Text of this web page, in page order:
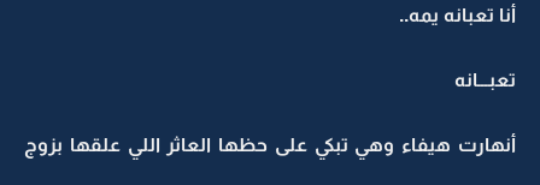
أنا تعبانه يمه..
تعبـــانه
أنهارت هيفاء وهي تبكي على حظها العاثر اللي علقها بزوج